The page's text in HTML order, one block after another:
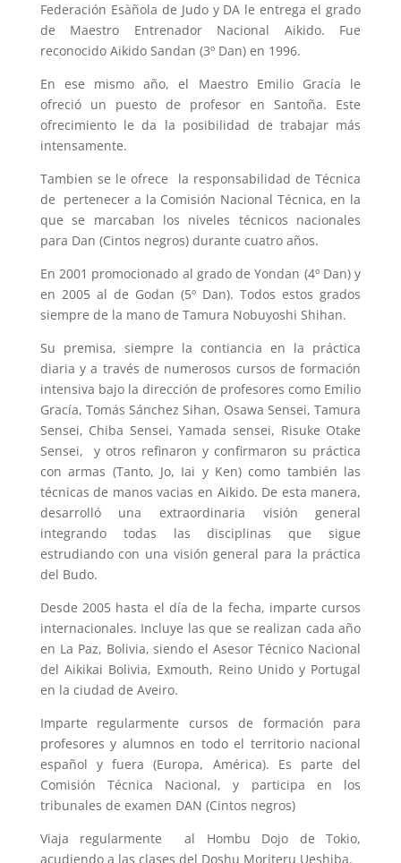
Federación Esàñola de Judo y DA le entrega el grado
de Maestro Entrenador Nacional Aikido. Fue
reconocido Aikido Sandan (3º Dan) en 1996.
En ese mismo año, el Maestro Emilio Gracía le
ofreció un puesto de profesor en Santoña. Este
ofrecimiento le da la posibilidad de trabajar más
intensamente.
Tambien se le ofrece la responsabilidad de Técnica
de pertenecer a la Comisión Nacional Técnica, en la
que se marcaban los niveles técnicos nacionales
para Dan (Cintos negros) durante cuatro años.
En 2001 promocionado al grado de Yondan (4º Dan) y
en 2005 al de Godan (5º Dan). Todos estos grados
siempre de la mano de Tamura Nobuyoshi Shihan.
Su premisa, siempre la contiancia en la práctica
diaria y a través de numerosos cursos de formación
intensiva bajo la dirección de profesores como Emilio
Gracía, Tomás Sánchez Sihan, Osawa Sensei, Tamura
Sensei, Chiba Sensei, Yamada sensei, Risuke Otake
Sensei, y otros refinaron y confirmaron su práctica
con armas (Tanto, Jo, Iai y Ken) como también las
técnicas de manos vacias en Aikido. De esta manera,
desarrolló una extraordinaria visión general
integrando todas las disciplinas que sigue
estrudiando con una visión general para la práctica
del Budo.
Desde 2005 hasta el día de la fecha, imparte cursos
internacionales. Incluye las que se realizan cada año
en La Paz, Bolivia, siendo el Asesor Técnico Nacional
del Aikikai Bolivia, Exmouth, Reino Unido y Portugal
en la ciudad de Aveiro.
Imparte regularmente cursos de formación para
profesores y alumnos en todo el territorio nacional
español y fuera (Europa, América). Es parte del
Comisión Técnica Nacional, y participa en los
tribunales de examen DAN (Cintos negros)
Viaja regularmente al Hombu Dojo de Tokio,
acudiendo a las clases del Doshu Moriteru Ueshiba.